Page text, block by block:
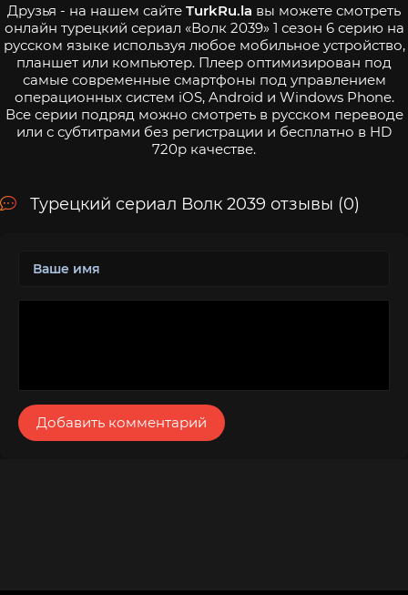
Друзья - на нашем сайте TurkRu.la вы можете смотреть
онлайн турецкий сериал «Волк 2039» 1 сезон 6 серию на
русском языке используя любое мобильное устройство,
планшет или компьютер. Плеер оптимизирован под
самые современные смартфоны под управлением
операционных систем iOS, Android и Windows Phone.
Все серии подряд можно смотреть в русском переводе
или с субтитрами без регистрации и бесплатно в HD
720p качестве.
Турецкий сериал Волк 2039 отзывы (0)
Добавить комментарий